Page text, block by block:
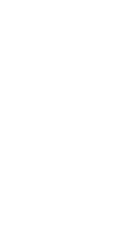
99,999 % för känsliga
leveranser innebär
ditt team – ingen manuell